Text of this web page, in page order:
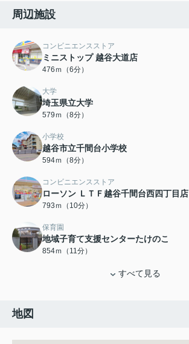
周辺施設
コンビニエンスストア
ミニストップ 越谷大道店
476ｍ（6分）
大学
埼玉県立大学
579ｍ（8分）
小学校
越谷市立千間台小学校
594ｍ（8分）
コンビニエンスストア
ローソン ＬＴＦ越谷千間台西四丁目店
793ｍ（10分）
保育園
地域子育て支援センターたけのこ
854ｍ（11分）
すべて見る
地図